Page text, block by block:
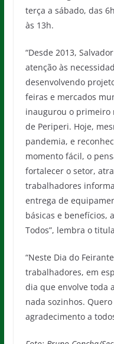
terça a sábado, das
às 13h.
“Desde 2013,
atenção às
desenvolvendo
feiras e mercados
inaugurou o primeiro
de Periperi. Hoje,
pandemia, e
momento fácil, o
fortalecer o setor,
trabalhadores
entrega de
básicas e benefícios,
Todos”, lembra o
“Neste Dia do
trabalhadores, em
dia que envolve toda
nada sozinhos.
agradecimento a